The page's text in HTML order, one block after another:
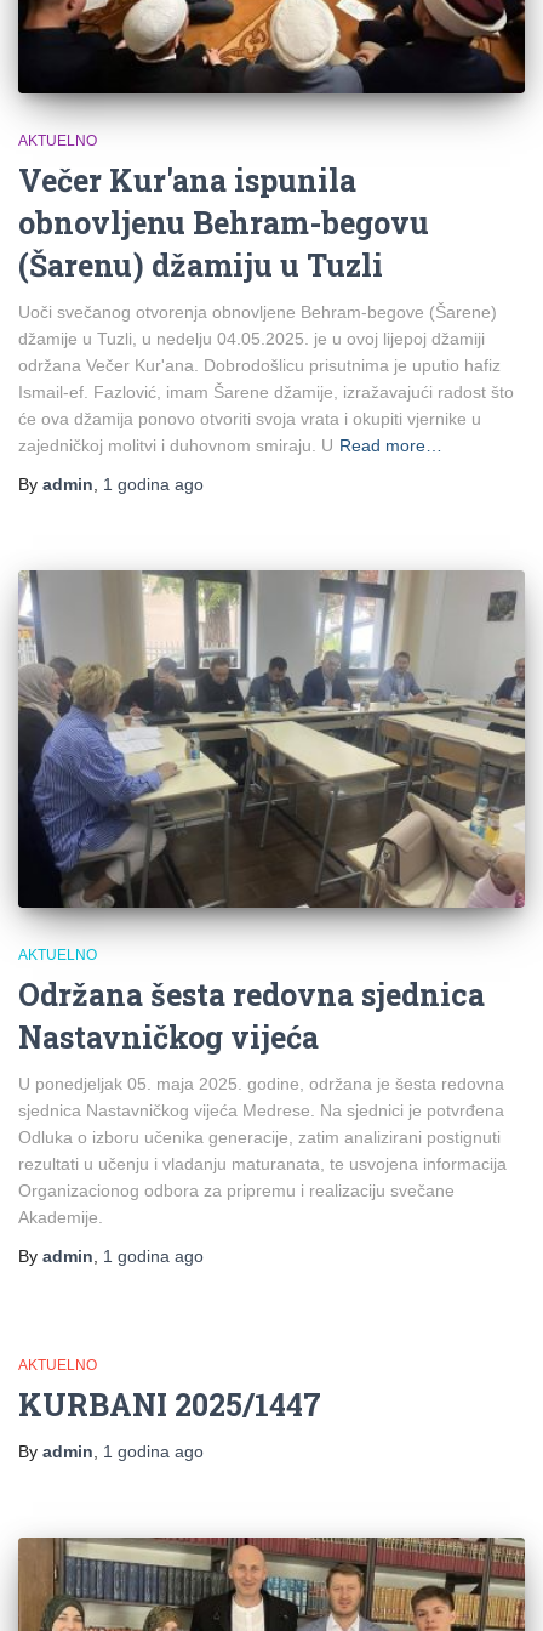
AKTUELNO
Večer Kur'ana ispunila
obnovljenu Behram-begovu
(Šarenu) džamiju u Tuzli
Uoči svečanog otvorenja obnovljene Behram-begove (Šarene)
džamije u Tuzli, u nedelju 04.05.2025. je u ovoj lijepoj džamiji
održana Večer Kur'ana. Dobrodošlicu prisutnima je uputio hafiz
Ismail-ef. Fazlović, imam Šarene džamije, izražavajući radost što
će ova džamija ponovo otvoriti svoja vrata i okupiti vjernike u
zajedničkoj molitvi i duhovnom smiraju. U Read more…
By admin 1 godina ago
AKTUELNO
Održana šesta redovna sjednica
Nastavničkog vijeća
U ponedjeljak 05. maja 2025. godine, održana je šesta redovna
sjednica Nastavničkog vijeća Medrese. Na sjednici je potvrđena
Odluka o izboru učenika generacije, zatim analizirani postignuti
rezultati u učenju i vladanju maturanata, te usvojena informacija
Organizacionog odbora za pripremu i realizaciju svečane
Akademije.
By admin, 1 godina ago
AKTUELNO
KURBANI 2025/1447
By admin, 1 godina ago